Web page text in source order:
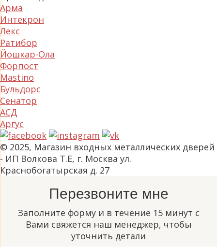
Арма
Интекрон
Лекс
Ратибор
Йошкар-Ола
Форпост
Mastino
Бульдорс
Сенатор
АСД
Аргус
© 2025, Магазин входных металлических дверей
- ИП Волкова Т.Е, г. Москва ул.
Краснобогатырская д. 27
Перезвоните мне
Заполните форму и в течение 15 минут с
Вами свяжется наш менеджер, чтобы
уточнить детали